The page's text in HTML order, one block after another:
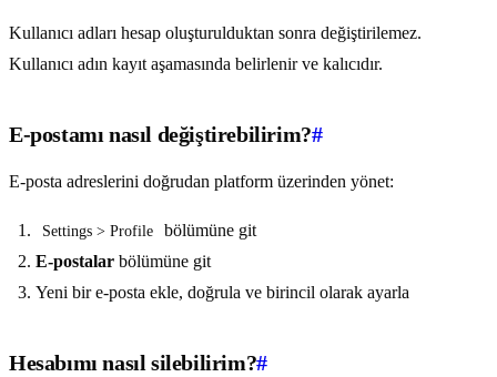
Kullanıcı adları hesap oluşturulduktan sonra değiştirilemez.
Kullanıcı adın kayıt aşamasında belirlenir ve kalıcıdır.
E-postamı nasıl değiştirebilirim?#
E-posta adreslerini doğrudan platform üzerinden yönet:
Settings > Profile
bölümüne git
E-postalar bölümüne git
Yeni bir e-posta ekle, doğrula ve birincil olarak ayarla
Hesabımı nasıl silebilirim?#